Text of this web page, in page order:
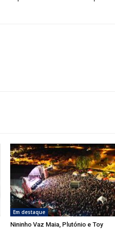
Em destaque
Nininho Vaz Maia, Plutónio e Toy